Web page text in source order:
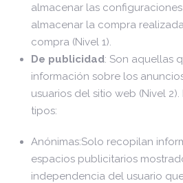
almacenar las
almacenar la compra
compra (Nivel 1).
De publicidad: Son aquellas
información sobre los
usuarios del sitio web (Nivel
tipos:
Anónimas:Solo recopilan
espacios publicitarios
independencia del usuario